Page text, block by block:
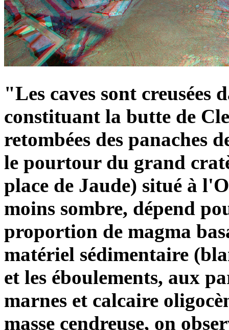
"Les caves sont creusées
constituant la butte de
retombées des panaches
le pourtour du grand
place de Jaude) situé à
moins sombre, dépend
proportion de magma
matériel sédimentaire
et les éboulements, aux
marnes et calcaire
masse cendreuse, on